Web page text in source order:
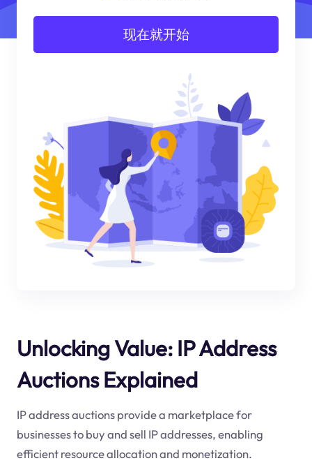
现在就开始
Unlocking Value: IP Address
Auctions Explained
IP address auctions provide a marketplace for
businesses to buy and sell IP addresses, enabling
efficient resource allocation and monetization.